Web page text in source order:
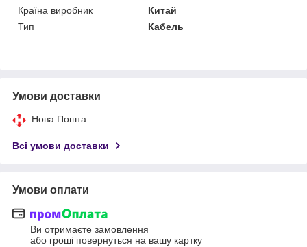
Країна виробник
Китай
Тип
Кабель
Умови доставки
Нова Пошта
Всі умови доставки
Умови оплати
Ви отримаєте замовлення
або гроші повернуться на вашу картку